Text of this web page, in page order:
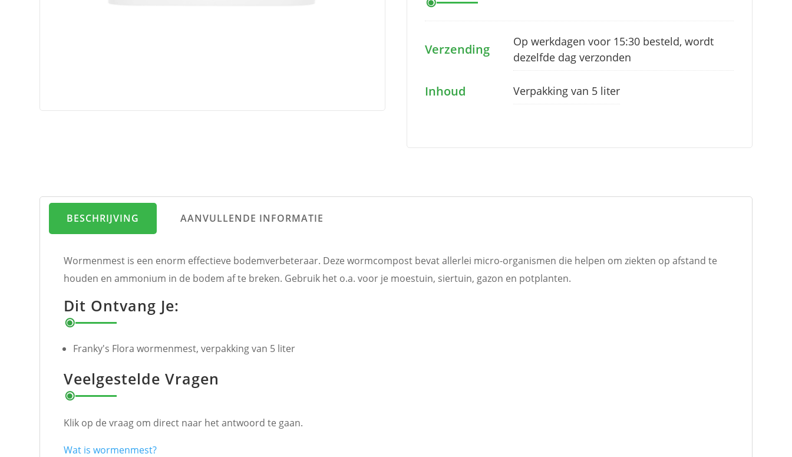
Verzending
Op werkdagen voor 15:30 besteld, wordt
dezelfde dag verzonden
Inhoud Verpakking van 5 liter
BESCHRIJVING AANVULLENDE INFORMATIE
Wormenmest is een enorm effectieve bodemverbeteraar. Deze wormcompost bevat allerlei micro-organismen die helpen om ziekten op afstand te
houden en ammonium in de bodem af te breken. Gebruik het o.a. voor je moestuin, siertuin, gazon en potplanten.
Dit Ontvang Je:
Franky's Flora wormenmest, verpakking van 5 liter
Veelgestelde Vragen
Klik op de vraag om direct naar het antwoord te gaan.
Wat is wormenmest?